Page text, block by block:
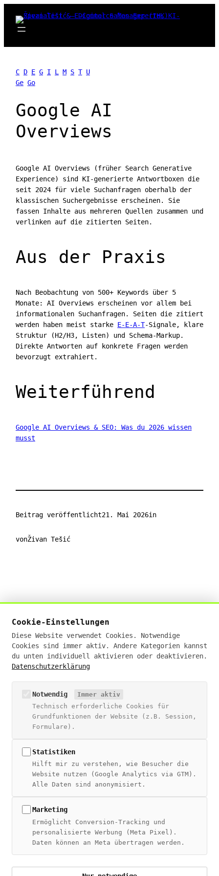
Inhalt
springen
C D E G I L M S T U
Ge Go
Google AI
Overviews
Google AI Overviews (früher Search Generative
Experience) sind KI-generierte Antwortboxen die
seit 2024 für viele Suchanfragen oberhalb der
klassischen Suchergebnisse erscheinen. Sie
fassen Inhalte aus mehreren Quellen zusammen und
verlinken auf die zitierten Seiten.
Aus der Praxis
Nach Beobachtung von 500+ Keywords über 5
Monate: AI Overviews erscheinen vor allem bei
informationalen Suchanfragen. Seiten die zitiert
werden haben meist starke E-E-A-T-Signale, klare
Struktur (H2/H3, Listen) und Schema-Markup.
Direkte Antworten auf konkrete Fragen werden
bevorzugt extrahiert.
Weiterführend
Google AI Overviews & SEO: Was du 2026 wissen
musst
Beitrag veröffentlicht21. Mai 2026in
vonŽivan Tešić
· E-Commerce Manager (IHK)
19+ Jahre Erfahrung · Deutschlandweit remote
hello@zivantesic.com
NAVIGATION
Über Živan
THEMEN
SEO Guide
SEO + CRM
AI Overviews
MCP Server
© 2026 Živan Tešić – Alle Rechte vorbehalten
Cookie-Einstellungen
Diese Website verwendet Cookies. Notwendige
Cookies sind immer aktiv. Andere Kategorien kannst
du unten individuell aktivieren oder deaktivieren.
Datenschutzerklärung
Notwendig
Immer aktiv
Technisch erforderliche Cookies für
Grundfunktionen der Website (z.B. Session,
Formulare).
Statistiken
Hilft mir zu verstehen, wie Besucher die
Website nutzen (Google Analytics via GTM).
Alle Daten sind anonymisiert.
Marketing
Ermöglicht Conversion-Tracking und
personalisierte Werbung (Meta Pixel).
Daten können an Meta übertragen werden.